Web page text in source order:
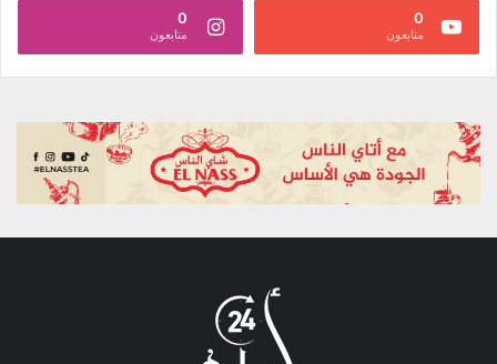
0
متابعون
0
متابعون